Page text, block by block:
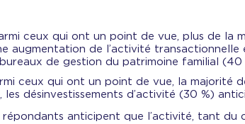
ceux qui ont un point de vue, plus de la
augmentation de l’activité transactionnelle
de gestion du patrimoine familial (40
ceux qui ont un point de vue, la majorité
les désinvestissements d’activité (30 %)
répondants anticipent que l’activité, tant